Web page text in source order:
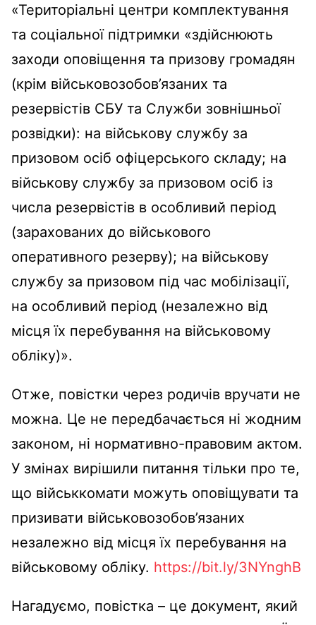
«Територіальні центри комплектування
та соціальної підтримки «здійснюють
заходи оповіщення та призову громадян
(крім військовозобов’язаних та
резервістів СБУ та Служби зовнішньої
розвідки): на військову службу за
призовом осіб офіцерського складу; на
військову службу за призовом осіб із
числа резервістів в особливий період
(зарахованих до військового
оперативного резерву); на військову
службу за призовом під час мобілізації,
на особливий період (незалежно від
місця їх перебування на військовому
обліку)».
Отже, повістки через родичів вручати не
можна. Це не передбачається ні жодним
законом, ні нормативно-правовим актом.
У змінах вирішили питання тільки про те,
що військкомати можуть оповіщувати та
призивати військовозобов’язаних
незалежно від місця їх перебування на
військовому обліку. https://bit.ly/3NYnghB
Нагадуємо, повістка – це документ, який